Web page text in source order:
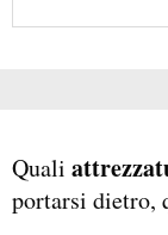
Quali
portarsi dietro,